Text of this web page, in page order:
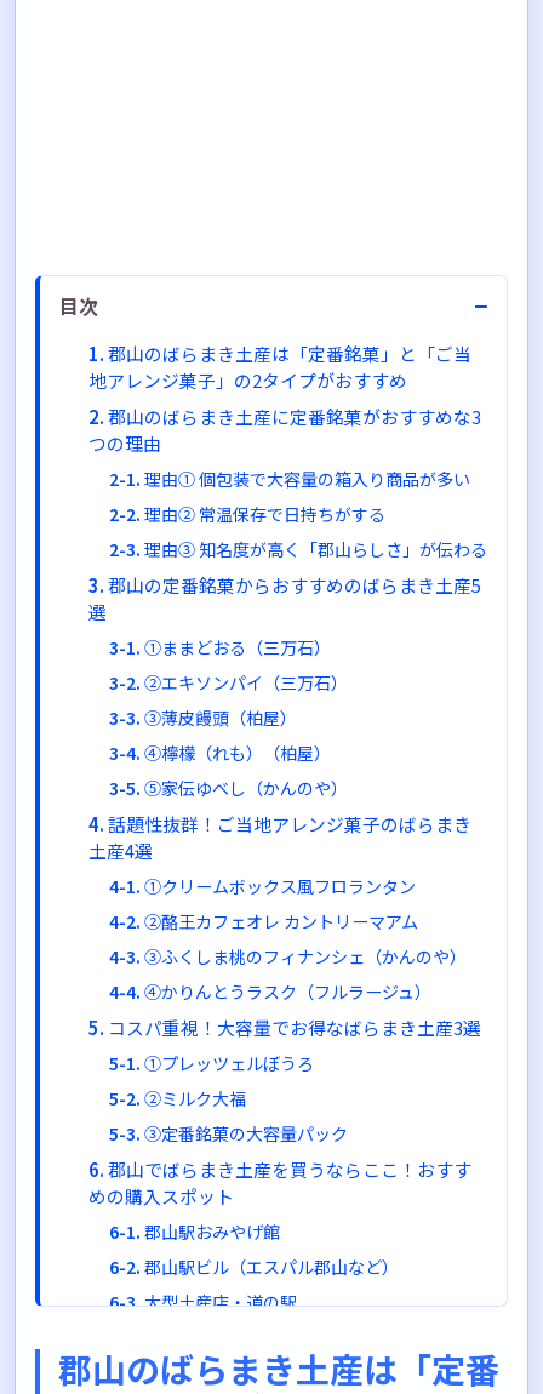
目次 −
郡山のばらまき土産は「定番銘菓」と「ご当
地アレンジ菓子」の2タイプがおすすめ
郡山のばらまき土産に定番銘菓がおすすめな3
つの理由
理由① 個包装で大容量の箱入り商品が多い
理由② 常温保存で日持ちがする
理由③ 知名度が高く「郡山らしさ」が伝わる
郡山の定番銘菓からおすすめのばらまき土産5
選
①ままどおる（三万石）
②エキソンパイ（三万石）
③薄皮饅頭（柏屋）
④檸檬（れも）（柏屋）
⑤家伝ゆべし（かんのや）
話題性抜群！ご当地アレンジ菓子のばらまき
土産4選
①クリームボックス風フロランタン
②酪王カフェオレ カントリーマアム
③ふくしま桃のフィナンシェ（かんのや）
④かりんとうラスク（フルラージュ）
コスパ重視！大容量でお得なばらまき土産3選
①プレッツェルぼうろ
②ミルク大福
③定番銘菓の大容量パック
郡山でばらまき土産を買うならここ！おすす
めの購入スポット
郡山駅おみやげ館
郡山駅ビル（エスパル郡山など）
大型土産店・道の駅
つ
郡山のばらまき土産は「定番